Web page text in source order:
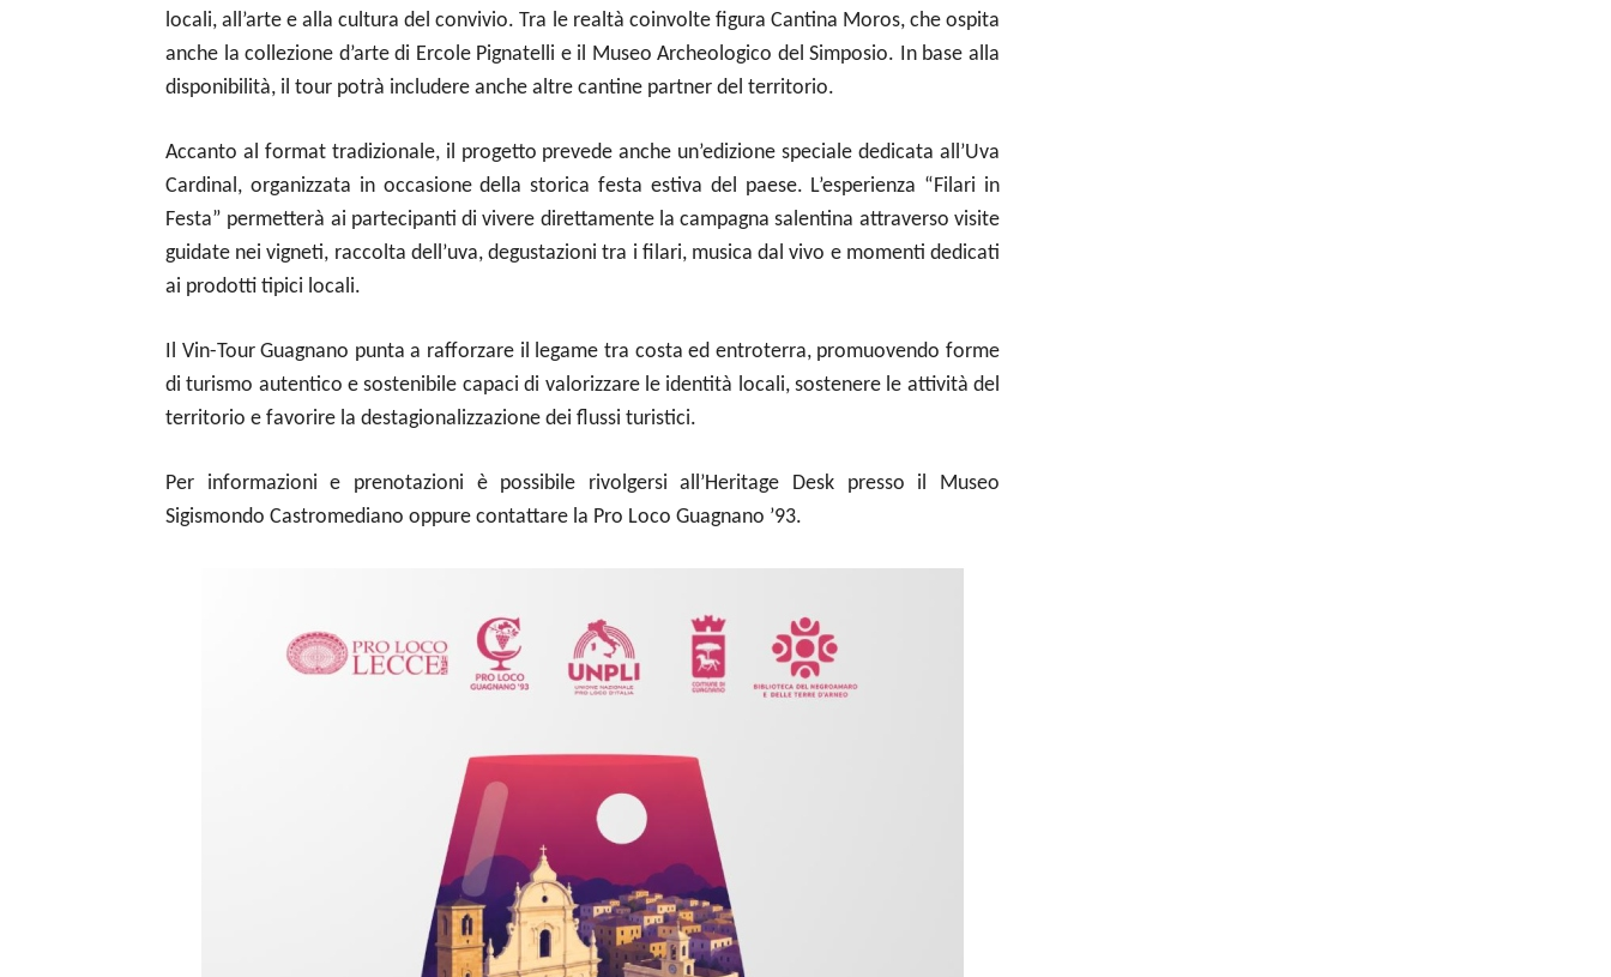
locali, all’arte e alla cultura del convivio. Tra le realtà coinvolte figura Cantina Moros, che ospita
anche la collezione d’arte di Ercole Pignatelli e il Museo Archeologico del Simposio. In base alla
disponibilità, il tour potrà includere anche altre cantine partner del territorio.
Accanto al format tradizionale, il progetto prevede anche un’edizione speciale dedicata all’Uva
Cardinal, organizzata in occasione della storica festa estiva del paese. L’esperienza “Filari in
Festa” permetterà ai partecipanti di vivere direttamente la campagna salentina attraverso visite
guidate nei vigneti, raccolta dell’uva, degustazioni tra i filari, musica dal vivo e momenti dedicati
ai prodotti tipici locali.
Il Vin-Tour Guagnano punta a rafforzare il legame tra costa ed entroterra, promuovendo forme
di turismo autentico e sostenibile capaci di valorizzare le identità locali, sostenere le attività del
territorio e favorire la destagionalizzazione dei flussi turistici.
Per informazioni e prenotazioni è possibile rivolgersi all’Heritage Desk presso il Museo
Sigismondo Castromediano oppure contattare la Pro Loco Guagnano ’93.